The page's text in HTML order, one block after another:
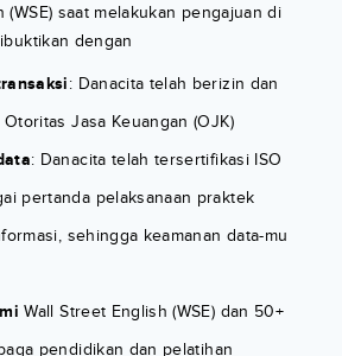
(WSE) saat melakukan pengajuan di
dengan
: Danacita telah berizin dan
Jasa Keuangan (OJK)
: Danacita telah tersertifikasi ISO
pertanda pelaksanaan praktek
sehingga keamanan data-mu
Wall Street English (WSE) dan 50+
pendidikan dan pelatihan